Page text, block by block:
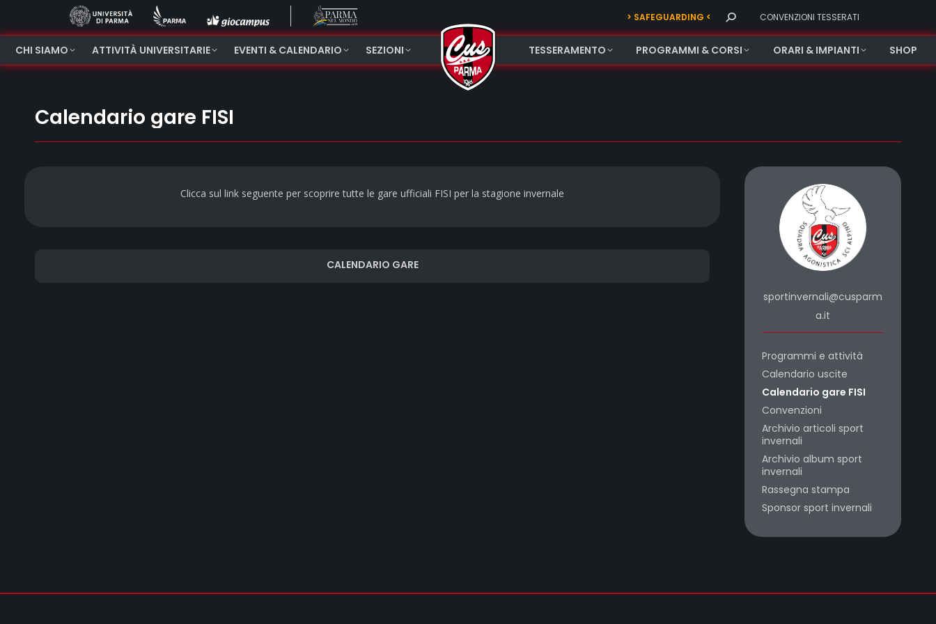
> SAFEGUARDING < Search: CONVENZIONI TESSERATI
CHI SIAMO ATTIVITÀ UNIVERSITARIE EVENTI & CALENDARIO SEZIONI TESSERAMENTO PROGRAMMI & CORSI ORARI & IMPIANTI SHOP
Calendario gare FISI
Clicca sul link seguente per scoprire tutte le gare ufficiali FISI per la stagione invernale
CALENDARIO GARE
sportinvernali@cusparm
a.it
Programmi e attività
Calendario uscite
Calendario gare FISI
Convenzioni
Archivio articoli sport
invernali
Archivio album sport
invernali
Rassegna stampa
Sponsor sport invernali